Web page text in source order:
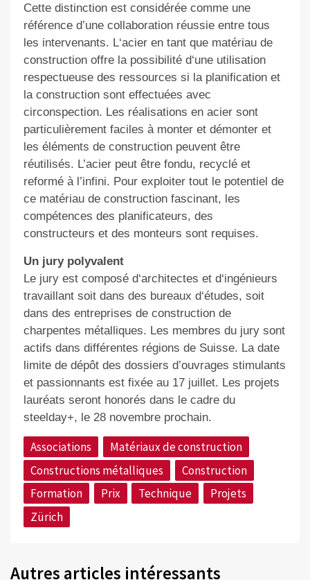
Cette distinction est considérée comme une
référence d’une collaboration réussie entre tous
les intervenants. L‘acier en tant que matériau de
construction offre la possibilité d‘une utilisation
respectueuse des ressources si la planification et
la construction sont effectuées avec
circonspection. Les réalisations en acier sont
particulièrement faciles à monter et démonter et
les éléments de construction peuvent être
réutilisés. L’acier peut être fondu, recyclé et
reformé à l’infini. Pour exploiter tout le potentiel de
ce matériau de construction fascinant, les
compétences des planificateurs, des
constructeurs et des monteurs sont requises.
Un jury polyvalent
Le jury est composé d‘architectes et d‘ingénieurs
travaillant soit dans des bureaux d‘études, soit
dans des entreprises de construction de
charpentes métalliques. Les membres du jury sont
actifs dans différentes régions de Suisse. La date
limite de dépôt des dossiers d’ouvrages stimulants
et passionnants est fixée au 17 juillet. Les projets
lauréats seront honorés dans le cadre du
steelday+, le 28 novembre prochain.
Associations
Matériaux de construction
Constructions métalliques
Construction
Formation
Prix Technique
Projets
Zürich
Autres articles intéressants